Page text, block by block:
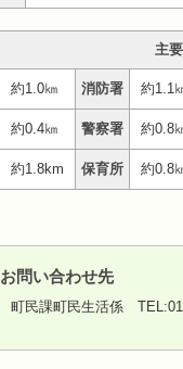
主
約1.0㎞ 消防署 約1.1
約0.4㎞ 警察署 約0.8
約1.8km 保育所 約0.8
お問い合わせ先
町民課町民生活係